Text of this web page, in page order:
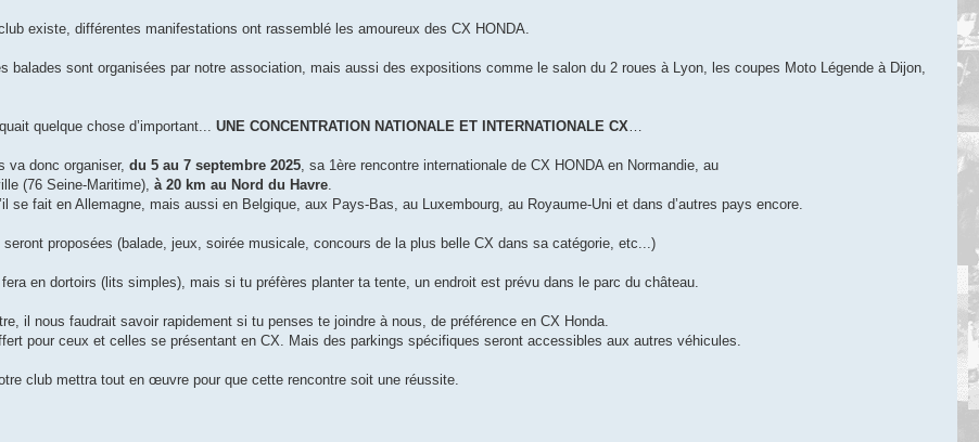
existe, différentes manifestations ont rassemblé les amoureux des CX HONDA.
balades sont organisées par notre association, mais aussi des expositions comme le salon du 2 roues à Lyon, les coupes Moto Légende à Dijon,
quelque chose d’important...UNE CONCENTRATION NATIONALE ET INTERNATIONALE CX…
va donc organiser,du 5 au 7 septembre 2025, sa 1ère rencontre internationale de CX HONDA en Normandie, au
(76 Seine-Maritime),à 20 km au Nord du Havre.
se fait en Allemagne, mais aussi en Belgique, aux Pays-Bas, au Luxembourg, au Royaume-Uni et dans d’autres pays encore.
proposées (balade, jeux, soirée musicale, concours de la plus belle CX dans sa catégorie, etc...)
fera en dortoirs (lits simples), mais si tu préfères planter ta tente, un endroit est prévu dans le parc du château.
il nous faudrait savoir rapidement si tu penses te joindre à nous, de préférence en CX Honda.
pour ceux et celles se présentant en CX. Mais des parkings spécifiques seront accessibles aux autres véhicules.
club mettra tout en œuvre pour que cette rencontre soit une réussite.